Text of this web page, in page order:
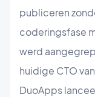
publiceren
coderingsfase
werd
huidige CTO
DuoApps